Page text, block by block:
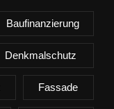
Baufinanzierung
Denkmalschutz
Fassade